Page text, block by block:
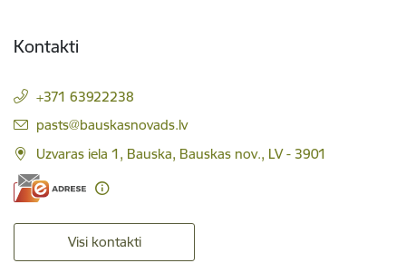
Kontakti
+371 63922238
E-pasts:
pasts@bauskasnovads.lv
Uzvaras iela 1, Bauska, Bauskas nov., LV - 3901
Visi kontakti